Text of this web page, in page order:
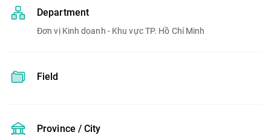
Department
Đơn vị Kinh doanh - Khu vực TP. Hồ Chí Minh
Field
Province / City